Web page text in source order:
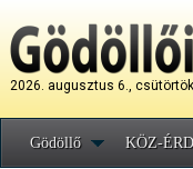
2026. augusztus 6.,
Gödöllő KÖZ-